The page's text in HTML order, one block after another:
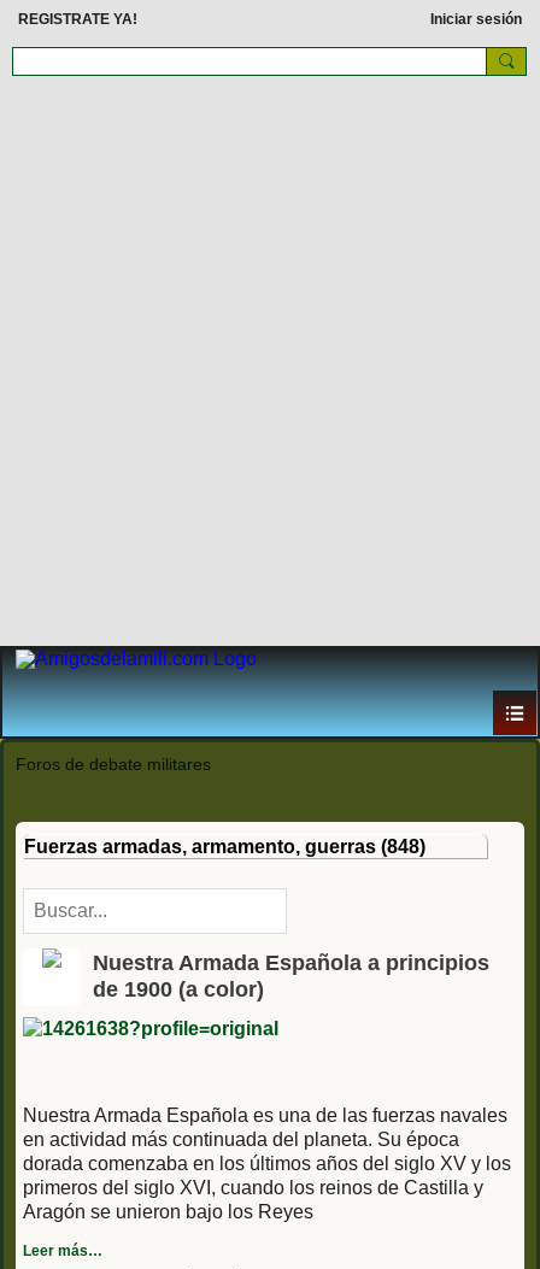
REGISTRATE YA! Iniciar sesión
Foros de debate militares
Fuerzas armadas, armamento, guerras (848)
Nuestra Armada Española a principios
de 1900 (a color)
Nuestra Armada Española es una de las fuerzas navales
en actividad más continuada del planeta. Su época
dorada comenzaba en los últimos años del siglo XV y los
primeros del siglo XVI, cuando los reinos de Castilla y
Aragón se unieron bajo los Reyes
Leer más…